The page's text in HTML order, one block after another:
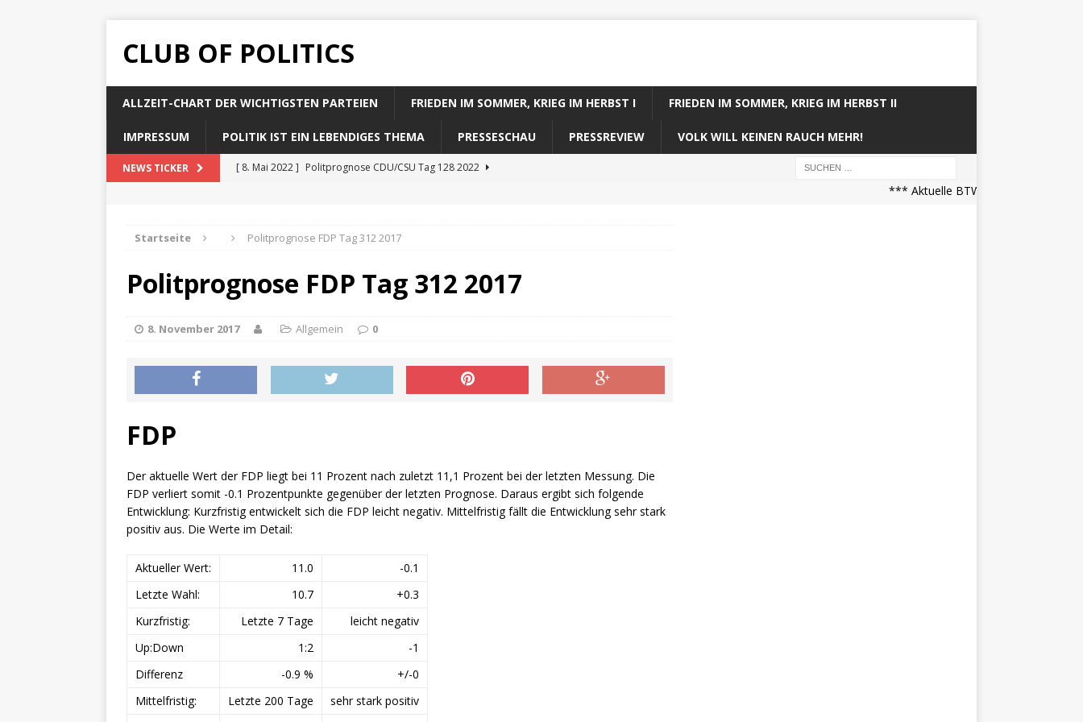
CLUB OF POLITICS
ALLZEIT-CHART DER WICHTIGSTEN PARTEIEN FRIEDEN IM SOMMER, KRIEG IM HERBST I FRIEDEN IM SOMMER, KRIEG IM HERBST II
IMPRESSUM POLITIK IST EIN LEBENDIGES THEMA PRESSESCHAU PRESSREVIEW VOLK WILL KEINEN RAUCH MEHR!
NEWS TICKER [ 8. Mai 2022 ] Politprognose CDU/CSU Tag 128 2022
[ 8. Mai 2022 ]
Politprognose Koalitionsrechner Tag 128 2022
*** Aktuelle BTW21 Prognose
Startseite Politprognose FDP Tag 312 2017
Politprognose FDP Tag 312 2017
8. November 2017 Allgemein 0
FDP
Der aktuelle Wert der FDP liegt bei 11 Prozent nach zuletzt 11,1 Prozent bei der letzten Messung. Die
FDP verliert somit -0.1 Prozentpunkte gegenüber der letzten Prognose. Daraus ergibt sich folgende
Entwicklung: Kurzfristig entwickelt sich die FDP leicht negativ. Mittelfristig fällt die Entwicklung sehr stark
positiv aus. Die Werte im Detail:
Aktueller Wert: 11.0
-0.1
Letzte Wahl:
10.7
+0.3
Kurzfristig:
Letzte 7 Tage
leicht negativ
Up:Down
1:2
-1
Differenz
-0.9 %
+/-0
Mittelfristig:
Letzte 200 Tage
sehr stark positiv